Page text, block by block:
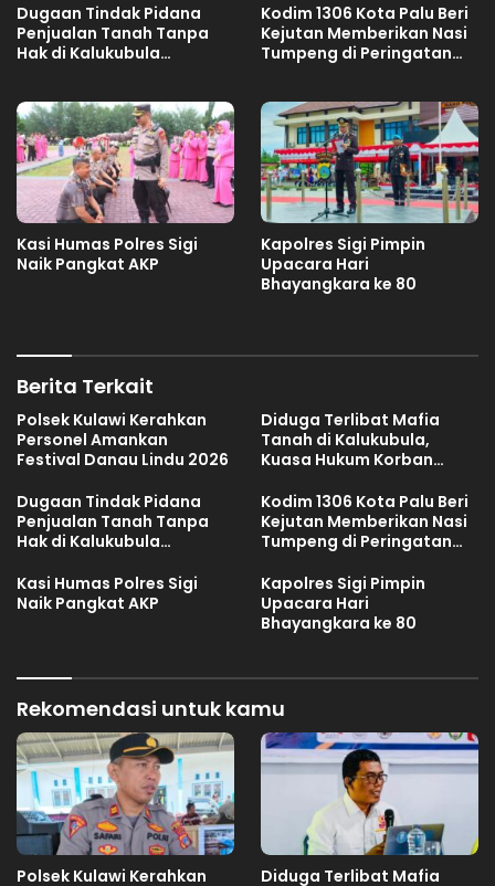
Dugaan Tindak Pidana
Penjualan Tanah Tanpa
Hak di Kalukubula
Kodim 1306 Kota Palu Beri
Kejutan Memberikan Nasi
Tumpeng di Peringatan
Kasi Humas Polres Sigi
Naik Pangkat AKP
Kapolres Sigi Pimpin
Upacara Hari
Bhayangkara ke 80
Berita Terkait
Polsek Kulawi Kerahkan
Personel Amankan
Festival Danau Lindu 2026
Diduga Terlibat Mafia
Tanah di Kalukubula,
Kuasa Hukum Korban
Oknum Aparat Desa
Dugaan Tindak Pidana
Penjualan Tanah Tanpa
Hak di Kalukubula
Kodim 1306 Kota Palu Beri
Kejutan Memberikan Nasi
Tumpeng di Peringatan
Kasi Humas Polres Sigi
Naik Pangkat AKP
Kapolres Sigi Pimpin
Upacara Hari
Bhayangkara ke 80
Rekomendasi untuk kamu
Polsek Kulawi Kerahkan
Diduga Terlibat Mafia